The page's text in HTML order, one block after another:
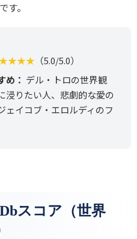
す。
（5.0/5.0）
め： デル・トロの世界観
浸りたい人、悲劇的な愛の
ェイコブ・エロルディのフ
スコア（世界